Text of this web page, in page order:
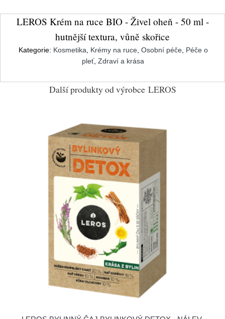
LEROS Krém na ruce BIO - Živel oheň - 50 ml -
hutnější textura, vůně skořice
Kategorie: Kosmetika Krémy na ruce, Osobní péče, Péče o
pleť, Zdraví a krása
Další produkty od výrobce LEROS